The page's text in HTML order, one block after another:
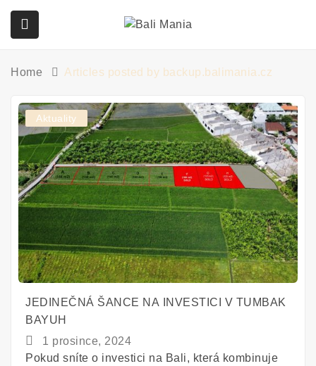
Home Articles posted by backup.balimania.cz
Aktuality
JEDINEČNÁ ŠANCE NA INVESTICI V TUMBAK
BAYUH
1 prosince, 2024
Pokud sníte o investici na Bali, která kombinuje